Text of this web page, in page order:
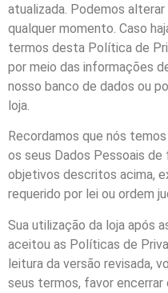
atualizada. Podemos
qualquer momento. Caso
termos desta Política de
por meio das informações
nosso banco de dados ou
loja.
Recordamos que nós
os seus Dados Pessoais
objetivos descritos acima,
requerido por lei ou ordem
Sua utilização da loja após
aceitou as Políticas de
leitura da versão revisada,
seus termos, favor encerrar